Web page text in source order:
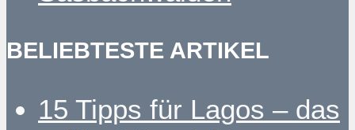
BELIEBTESTE ARTIKEL
15 Tipps für Lagos – das